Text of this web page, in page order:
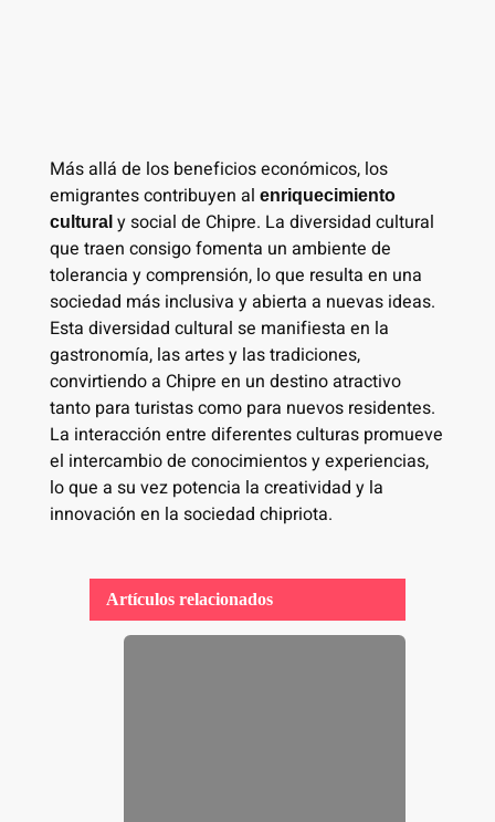
Más allá de los beneficios económicos, los
emigrantes contribuyen al enriquecimiento
cultural y social de Chipre. La diversidad cultural
que traen consigo fomenta un ambiente de
tolerancia y comprensión, lo que resulta en una
sociedad más inclusiva y abierta a nuevas ideas.
Esta diversidad cultural se manifiesta en la
gastronomía, las artes y las tradiciones,
convirtiendo a Chipre en un destino atractivo
tanto para turistas como para nuevos residentes.
La interacción entre diferentes culturas promueve
el intercambio de conocimientos y experiencias,
lo que a su vez potencia la creatividad y la
innovación en la sociedad chipriota.
Artículos relacionados